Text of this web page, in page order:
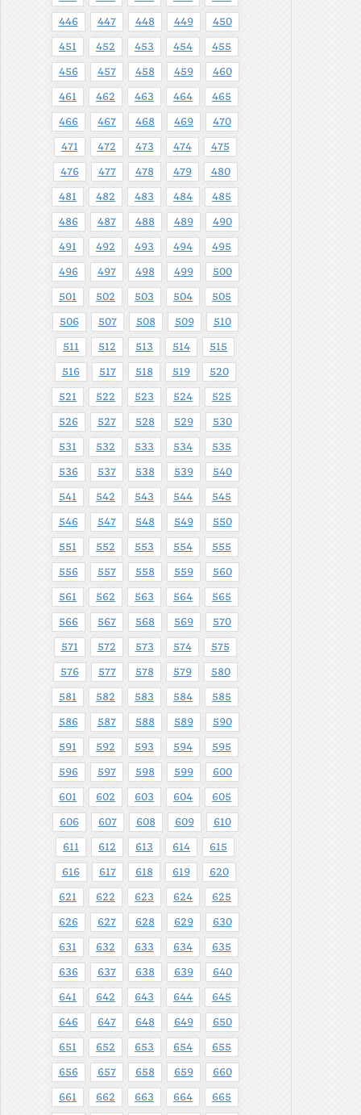
446 447 448 449 450
451 452 453 454 455
456 457 458 459 460
461 462 463 464 465
466 467 468 469 470
471 472 473 474 475
476 477 478 479 480
481 482 483 484 485
486 487 488 489 490
491 492 493 494 495
496 497 498 499 500
501 502 503 504 505
506 507 508 509 510
511 512 513 514 515
516 517 518 519 520
521 522 523 524 525
526 527 528 529 530
531 532 533 534 535
536 537 538 539 540
541 542 543 544 545
546 547 548 549 550
551 552 553 554 555
556 557 558 559 560
561 562 563 564 565
566 567 568 569 570
571 572 573 574 575
576 577 578 579 580
581 582 583 584 585
586 587 588 589 590
591 592 593 594 595
596 597 598 599 600
601 602 603 604 605
606 607 608 609 610
611 612 613 614 615
616 617 618 619 620
621 622 623 624 625
626 627 628 629 630
631 632 633 634 635
636 637 638 639 640
641 642 643 644 645
646 647 648 649 650
651 652 653 654 655
656 657 658 659 660
661 662 663 664 665